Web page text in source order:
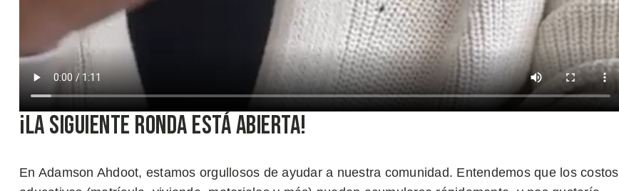
¡La Siguiente Ronda Está Abierta!
En Adamson Ahdoot, estamos orgullosos de ayudar a nuestra comunidad. Entendemos que los costos